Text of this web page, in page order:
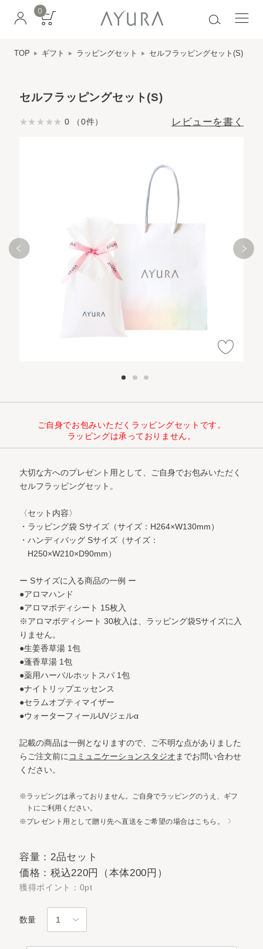
0
TOP ギフト ラッピングセット セルフラッピングセット(S)
セルフラッピングセット(S)
0 （0件） レビューを書く
ご自身でお包みいただくラッピングセットです。
ラッピングは承っておりません。
大切な方へのプレゼント用として、ご自身でお包みいただく
セルフラッピングセット。
〈セット内容〉
・ラッピング袋 Sサイズ（サイズ：H264×W130mm）
・ハンディバッグ Sサイズ（サイズ：
H250×W210×D90mm）
ー Sサイズに入る商品の一例 ー
●アロマハンド
●アロマボディシート 15枚入
※アロマボディシート 30枚入は、ラッピング袋Sサイズに入
りません。
●生姜香草湯 1包
●蓬香草湯 1包
●薬用ハーバルホットスパ 1包
●ナイトリップエッセンス
●セラムオプティマイザー
●ウォーターフィールUVジェルα
記載の商品は一例となりますので、ご不明な点がありました
らご注文前に コミュニケーションスタジオ までお問い合わせ
ください。
※ラッピングは承っておりません。ご自身でラッピングのうえ、ギフ
トにご利用ください。
※プレゼント用として贈り先へ直送をご希望の場合はこちら。
容量：2品セット
価格：税込220円（本体200円）
獲得ポイント：0pt
数量